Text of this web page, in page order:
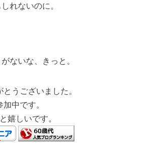
れないのに。
ないな、きっと。
うございました。
中です。
嬉しいです。